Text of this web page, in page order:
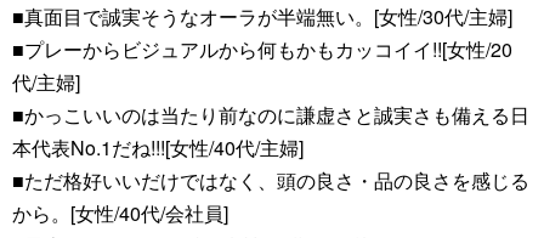
■真面目で誠実そうなオーラが半端無い。[女性/30代/主婦]
■プレーからビジュアルから何もかもカッコイイ!![女性/20
代/主婦]
■かっこいいのは当たり前なのに謙虚さと誠実さも備える日
本代表No.1だね!!![女性/40代/主婦]
■ただ格好いいだけではなく、頭の良さ・品の良さを感じる
から。[女性/40代/会社員]